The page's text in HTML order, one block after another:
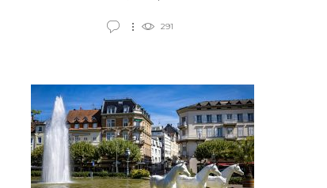
неоренессансного здания,
построенного в 1866 году. Этот
фармацевтического факультета
Медицинской академии
Вроцлава, где десятилетиями
учились студенты и работали
преподаватели.
291